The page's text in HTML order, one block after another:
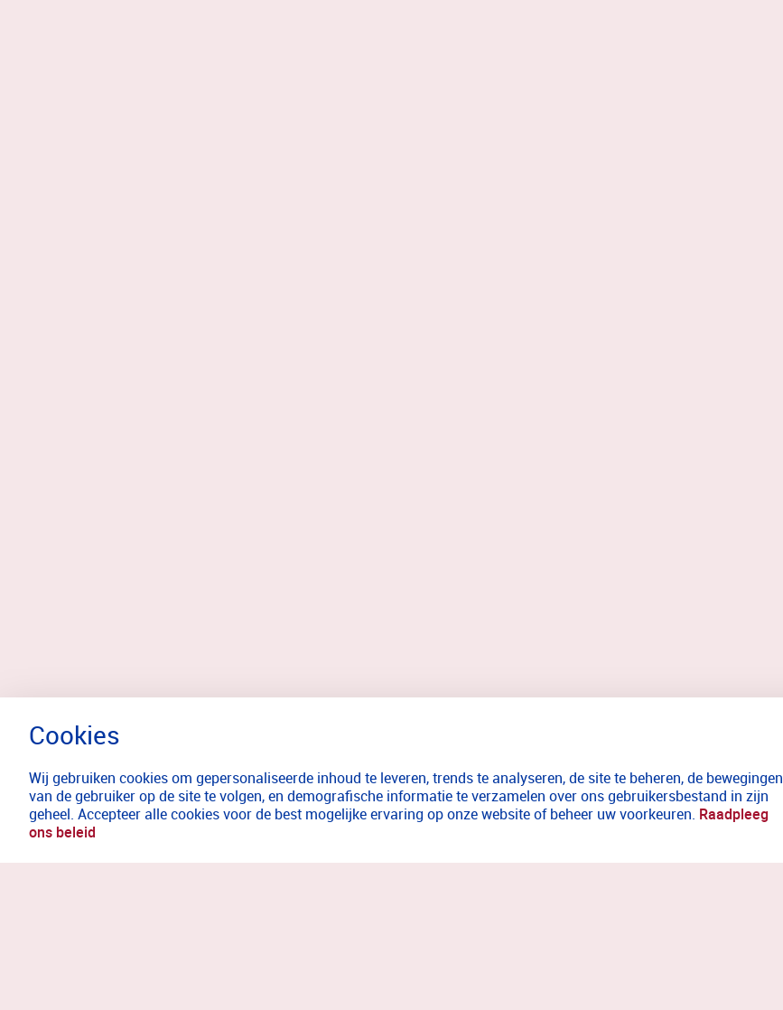
Wij gebruiken cookies om gepersonaliseerde inhoud te leveren, trends te analyseren, de site te beheren, de bewegingen
van de gebruiker op de site te volgen, en demografische informatie te verzamelen over ons gebruikersbestand in zijn
geheel. Accepteer alle cookies voor de best mogelijke ervaring op onze website of beheer uw voorkeuren. Raadpleeg
ons beleid